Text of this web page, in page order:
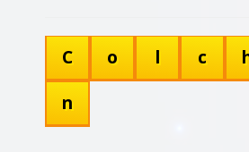
C o l c
n